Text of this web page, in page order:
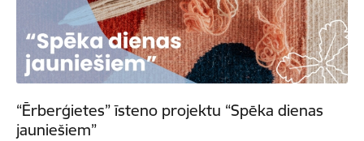
“Ērberģietes” īsteno projektu “Spēka dienas
jauniešiem”